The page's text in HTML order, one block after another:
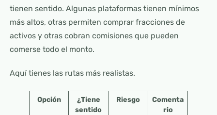
tienen sentido. Algunas plataformas tienen mínimos
más altos, otras permiten comprar fracciones de
activos y otras cobran comisiones que pueden
comerse todo el monto.
Aquí tienes las rutas más realistas.
Opción
¿Tiene
sentido
Riesgo
Comenta
rio